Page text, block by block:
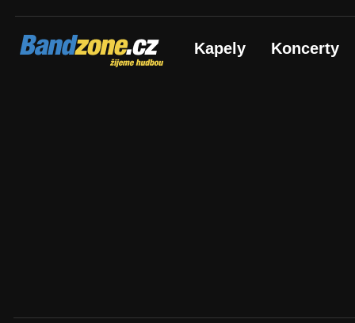
Bandzone.cz
žijeme hudbou Kapely Koncerty